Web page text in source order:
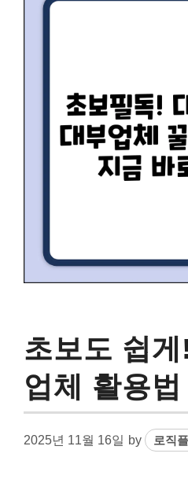
초보도 쉽
업체 활용법
2025년 11월 16일 by 로직